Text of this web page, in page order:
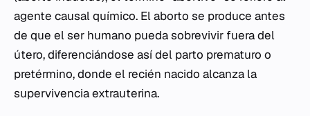
agente causal químico. El aborto se produce antes
de que el ser humano pueda sobrevivir fuera del
útero, diferenciándose así del parto prematuro o
pretérmino, donde el recién nacido alcanza la
supervivencia extrauterina.